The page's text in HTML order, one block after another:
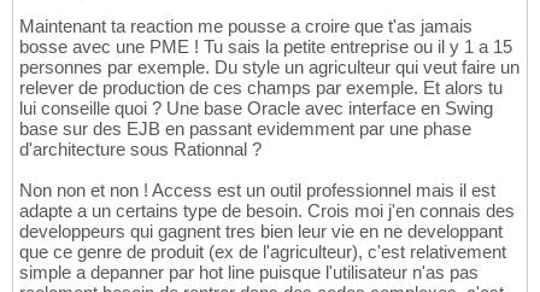
Maintenant ta reaction me pousse a croire que t'as jamais
bosse avec une PME ! Tu sais la petite entreprise ou il y 1 a 15
personnes par exemple. Du style un agriculteur qui veut faire un
relever de production de ces champs par exemple. Et alors tu
lui conseille quoi ? Une base Oracle avec interface en Swing
base sur des EJB en passant evidemment par une phase
d'architecture sous Rationnal ?
Non non et non ! Access est un outil professionnel mais il est
adapte a un certains type de besoin. Crois moi j'en connais des
developpeurs qui gagnent tres bien leur vie en ne developpant
que ce genre de produit (ex de l'agriculteur), c'est relativement
simple a depanner par hot line puisque l'utilisateur n'as pas